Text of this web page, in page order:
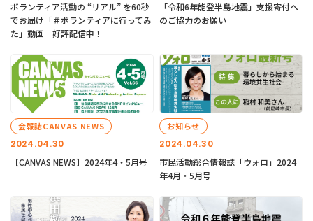
ボランティア活動の “リアル” を60秒
でお届け「＃ボランティアに行ってみ
た」動画 好評配信中！
「令和6年能登半島地震」支援寄付へ
のご協力のお願い
2024.04.30
会報誌CANVAS NEWS
【CANVAS NEWS】2024年4・5月号
2024.04.30
お知らせ
市民活動総合情報誌「ウォロ」2024
年4月・5月号